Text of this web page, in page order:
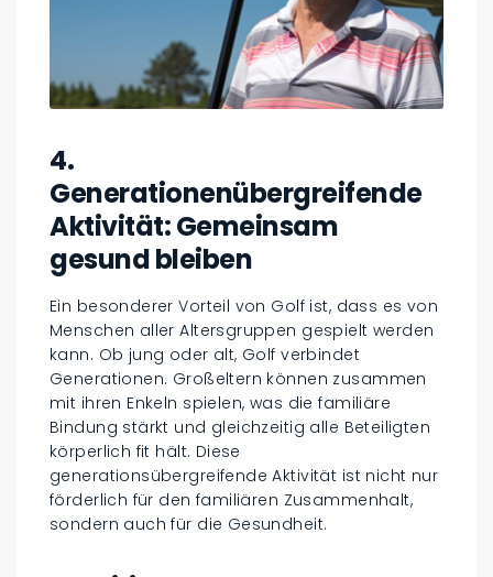
4.
Generationenübergreifende
Aktivität: Gemeinsam
gesund bleiben
Ein besonderer Vorteil von Golf ist, dass es von
Menschen aller Altersgruppen gespielt werden
kann. Ob jung oder alt, Golf verbindet
Generationen. Großeltern können zusammen
mit ihren Enkeln spielen, was die familiäre
Bindung stärkt und gleichzeitig alle Beteiligten
körperlich fit hält. Diese
generationsübergreifende Aktivität ist nicht nur
förderlich für den familiären Zusammenhalt,
sondern auch für die Gesundheit.